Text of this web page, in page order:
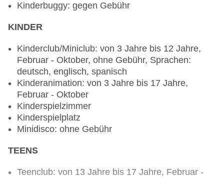
Kinderbuggy: gegen Gebühr
KINDER
Kinderclub/Miniclub: von 3 Jahre bis 12 Jahre,
Februar - Oktober, ohne Gebühr, Sprachen:
deutsch, englisch, spanisch
Kinderanimation: von 3 Jahre bis 17 Jahre,
Februar - Oktober
Kinderspielzimmer
Kinderspielplatz
Minidisco: ohne Gebühr
TEENS
Teenclub: von 13 Jahre bis 17 Jahre, Februar -